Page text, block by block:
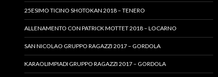
25ESIMO TICINO SHOTOKAN 2018 – TENERO
ALLENAMENTO CON PATRICK MOTTET 2018 – LOCARNO
SAN NICOLAO GRUPPO RAGAZZI 2017 – GORDOLA
KARAOLIMPIADI GRUPPO RAGAZZI 2017 – GORDOLA